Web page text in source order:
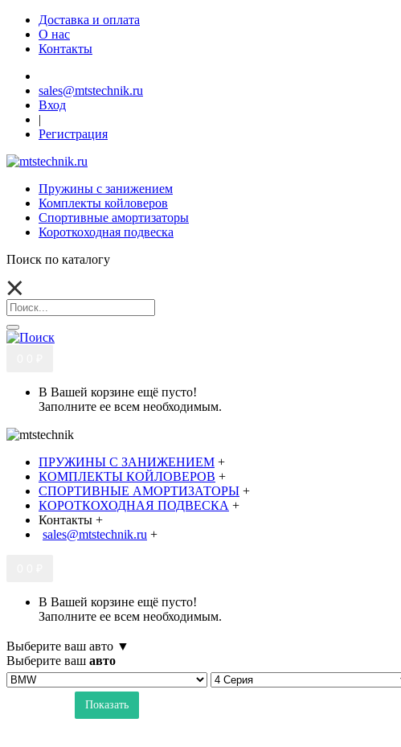
Доставка и оплата
О нас
Контакты
sales@mtstechnik.ru
Вход
|
Регистрация
Пружины с занижением
Комплекты койловеров
Спортивные амортизаторы
Короткоходная подвеска
Поиск по каталогу
В Вашей корзине ещё пусто!
Заполните ее всем необходимым.
ПРУЖИНЫ С ЗАНИЖЕНИЕМ +
КОМПЛЕКТЫ КОЙЛОВЕРОВ +
СПОРТИВНЫЕ АМОРТИЗАТОРЫ +
КОРОТКОХОДНАЯ ПОДВЕСКА +
Контакты +
sales@mtstechnik.ru +
В Вашей корзине ещё пусто!
Заполните ее всем необходимым.
Выберите ваш авто ▼
Выберите ваш авто
Показать